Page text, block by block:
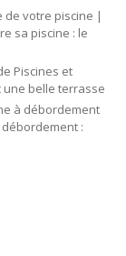
de votre piscine |
sa piscine : le
Piscines et
belle terrasse
à débordement
: